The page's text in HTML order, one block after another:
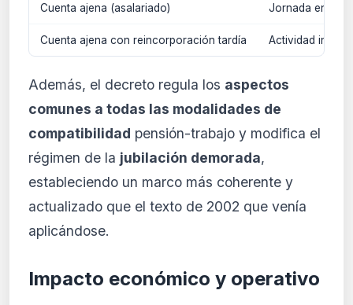
Cuenta ajena (asalariado) Jornada entre
Cuenta ajena con reincorporación tardía Actividad
Además, el decreto regula los aspectos
comunes a todas las modalidades de
compatibilidad pensión-trabajo y modifica el
régimen de la jubilación demorada,
estableciendo un marco más coherente y
actualizado que el texto de 2002 que venía
aplicándose.
Impacto económico y operativo